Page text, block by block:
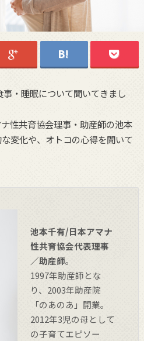
事・睡眠について聞いてきまし
性共育協会理事・助産師の池本
変化や、オトコの心得を聞いて
池本千有/日本アマナ
性共育協会代表理事
／助産師。
1997年助産師とな
り、2003年助産院
「のあのあ」開業。
2012年3児の母として
の子育てエピソー